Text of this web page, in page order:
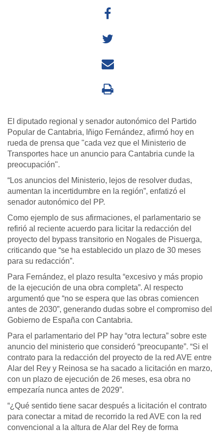
El diputado regional y senador autonómico del Partido
Popular de Cantabria, Iñigo Fernández, afirmó hoy en
rueda de prensa que "cada vez que el Ministerio de
Transportes hace un anuncio para Cantabria cunde la
preocupación".
“Los anuncios del Ministerio, lejos de resolver dudas,
aumentan la incertidumbre en la región”, enfatizó el
senador autonómico del PP.
Como ejemplo de sus afirmaciones, el parlamentario se
refirió al reciente acuerdo para licitar la redacción del
proyecto del bypass transitorio en Nogales de Pisuerga,
criticando que “se ha establecido un plazo de 30 meses
para su redacción”.
Para Fernández, el plazo resulta “excesivo y más propio
de la ejecución de una obra completa”. Al respecto
argumentó que “no se espera que las obras comiencen
antes de 2030”, generando dudas sobre el compromiso del
Gobierno de España con Cantabria.
Para el parlamentario del PP hay “otra lectura” sobre este
anuncio del ministerio que consideró “preocupante”. “Si el
contrato para la redacción del proyecto de la red AVE entre
Alar del Rey y Reinosa se ha sacado a licitación en marzo,
con un plazo de ejecución de 26 meses, esa obra no
empezaría nunca antes de 2029”.
“¿Qué sentido tiene sacar después a licitación el contrato
para conectar a mitad de recorrido la red AVE con la red
convencional a la altura de Alar del Rey de forma